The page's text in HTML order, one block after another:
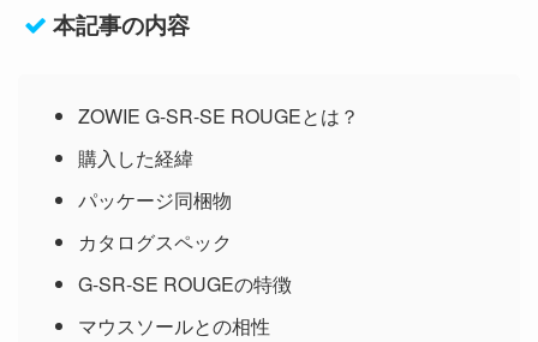
本記事の内容
ZOWIE G-SR-SE ROUGEとは？
購入した経緯
パッケージ同梱物
カタログスペック
G-SR-SE ROUGEの特徴
マウスソールとの相性